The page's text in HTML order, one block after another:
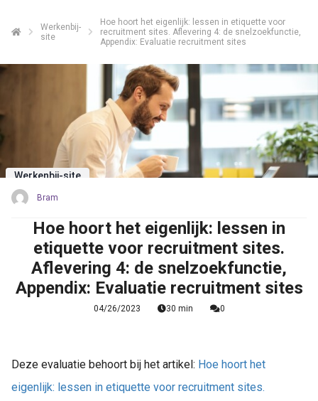
Werkenbij-
site
Hoe hoort het eigenlijk: lessen in etiquette voor
recruitment sites. Aflevering 4: de snelzoekfunctie,
Appendix: Evaluatie recruitment sites
Werkenbij-site
Bram
Hoe hoort het eigenlijk: lessen in
etiquette voor recruitment sites.
Aflevering 4: de snelzoekfunctie,
Appendix: Evaluatie recruitment sites
04/26/2023 30 min 0
Deze evaluatie behoort bij het artikel: Hoe hoort het
eigenlijk: lessen in etiquette voor recruitment sites.